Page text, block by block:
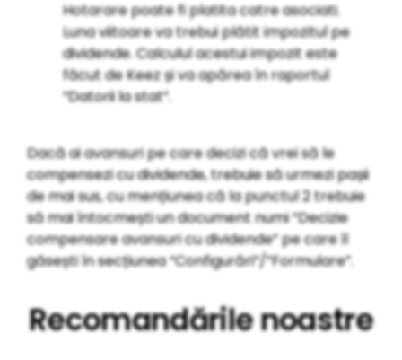
Hotarare poate fi platita catre asociati.
Luna viitoare va trebui plătit impozitul pe
dividende. Calculul acestui impozit este
făcut de Keez și va apărea în raportul
“Datorii la stat”.
Dacă ai avansuri pe care decizi că vrei să le
compensezi cu dividende, trebuie să urmezi pașii
de mai sus, cu mențiunea că la punctul 2 trebuie
să mai întocmești un document numi “Decizie
compensare avansuri cu dividende” pe care îl
găsești în secțiunea “Configurări”/”Formulare”.
Recomandările noastre